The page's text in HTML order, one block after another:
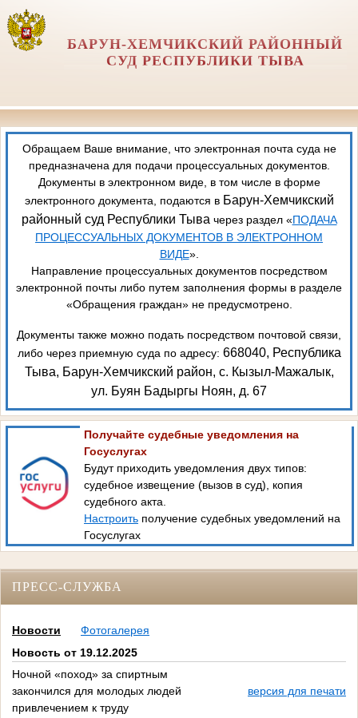
БАРУН-ХЕМЧИКСКИЙ РАЙОННЫЙ
СУД РЕСПУБЛИКИ ТЫВА
Обращаем Ваше внимание, что электронная почта суда не
предназначена для подачи процессуальных документов.
Документы в электронном виде, в том числе в форме
электронного документа, подаются в Барун-Хемчикский
районный суд Республики Тывачерез раздел «ПОДАЧА
ПРОЦЕССУАЛЬНЫХ ДОКУМЕНТОВ В ЭЛЕКТРОННОМ
ВИДЕ».
Направление процессуальных документов посредством
электронной почты либо путем заполнения формы в разделе
«Обращения граждан» не предусмотрено.
Документы также можно подать посредством почтовой связи,
либо через приемную суда по адресу: 668040, Республика
Тыва, Барун-Хемчикский район, с. Кызыл-Мажалык,
ул. Буян Бадыргы Ноян, д. 67
Получайте судебные уведомления на
Госуслугах
Будут приходить уведомления двух типов:
судебное извещение (вызов в суд), копия
судебного акта.
Настроить получение судебных уведомлений на
Госуслугах
ПРЕСС-СЛУЖБА
Новости
Фотогалерея
Новость от 19.12.2025
Ночной «поход» за спиртным
закончился для молодых людей
привлечением к труду
версия для печати